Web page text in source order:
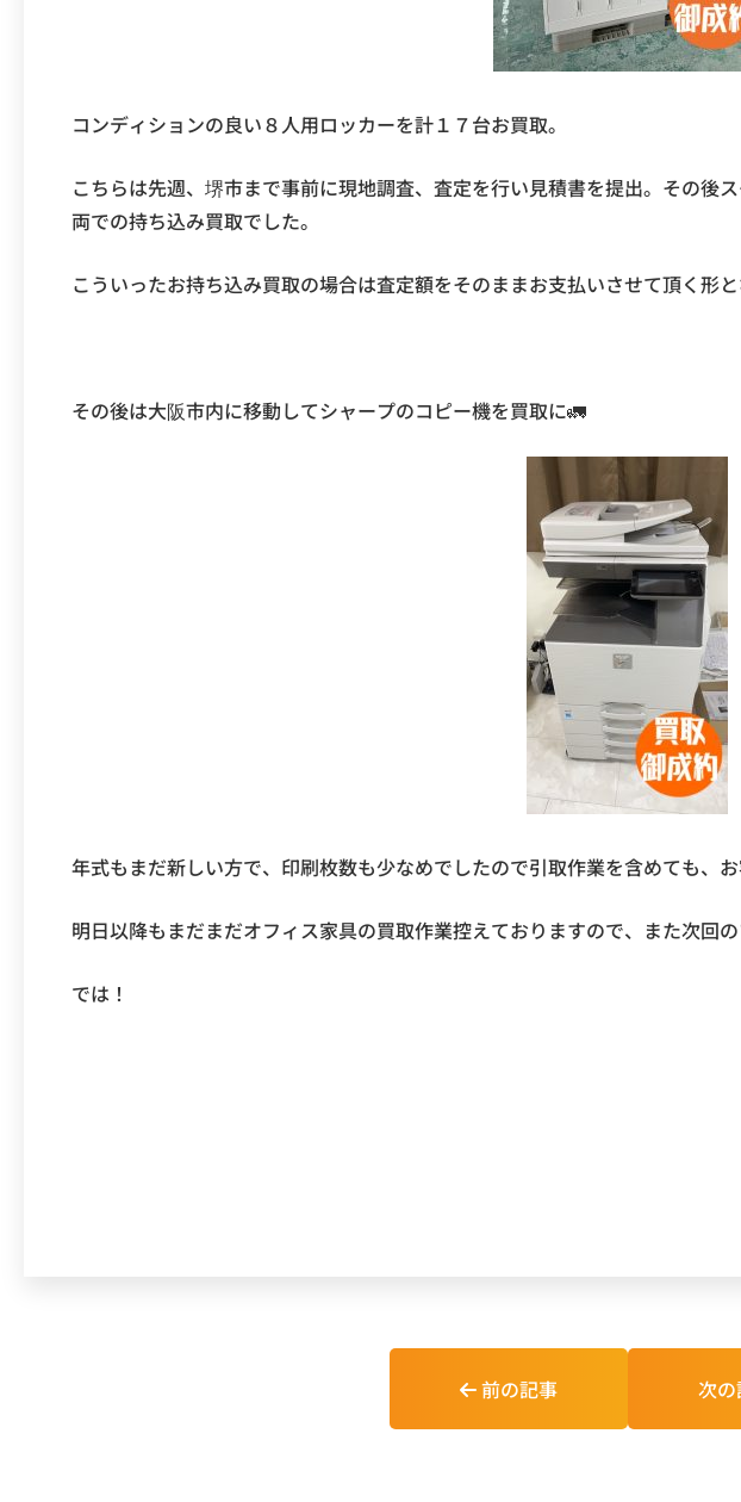
コンディションの良い８人用ロッカーを計１７台お買取。
こちらは先週、堺市まで事前に現地調査、査定を行い見積書を提出。その後
両での持ち込み買取でした。
こういったお持ち込み買取の場合は査定額をそのままお支払いさせて頂く形
その後は大阪市内に移動してシャープのコピー機を買取に🚛
年式もまだ新しい方で、印刷枚数も少なめでしたので引取作業を含めても、
明日以降もまだまだオフィス家具の買取作業控えておりますので、また次回
では！
前の記事 次